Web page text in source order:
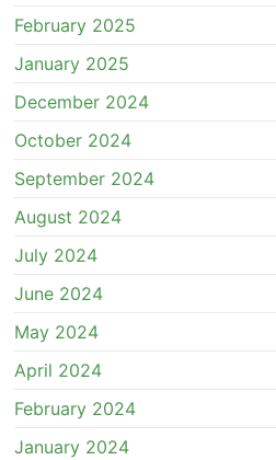
February 2025
January 2025
December 2024
October 2024
September 2024
August 2024
July 2024
June 2024
May 2024
April 2024
February 2024
January 2024